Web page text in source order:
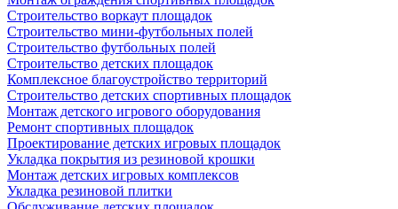
Строительство воркаут площадок
Строительство мини-футбольных полей
Строительство футбольных полей
Строительство детских площадок
Комплексное благоустройство территорий
Строительство детских спортивных площадок
Монтаж детского игрового оборудования
Ремонт спортивных площадок
Проектирование детских игровых площадок
Укладка покрытия из резиновой крошки
Монтаж детских игровых комплексов
Укладка резиновой плитки